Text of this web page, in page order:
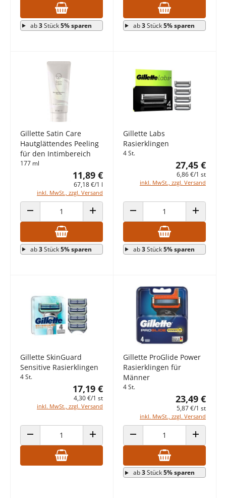
ab3Stück5% sparen ab3Stück5% sparen
Gillette Satin Care
Hautglättendes Peeling
für den Intimbereich
177 ml
11,89 €
67,18 €/1 l
inkl. MwSt., zzgl. Versand
ANZAHL VERRINGERN ANZAHL ERHÖHEN
ab3Stück5% sparen
Gillette Labs
Rasierklingen
4 St.
27,45 €
6,86 €/1 st
inkl. MwSt., zzgl. Versand
ANZAHL VERRINGERN ANZAHL
ab3Stück5% sparen
Gillette SkinGuard
Sensitive Rasierklingen
4 St.
17,19 €
4,30 €/1 st
inkl. MwSt., zzgl. Versand
ANZAHL VERRINGERN ANZAHL ERHÖHEN
Gillette ProGlide Power
Rasierklingen für
Männer
4 St.
23,49 €
5,87 €/1 st
inkl. MwSt., zzgl. Versand
ANZAHL VERRINGERN ANZAHL
ab3Stück5% sparen